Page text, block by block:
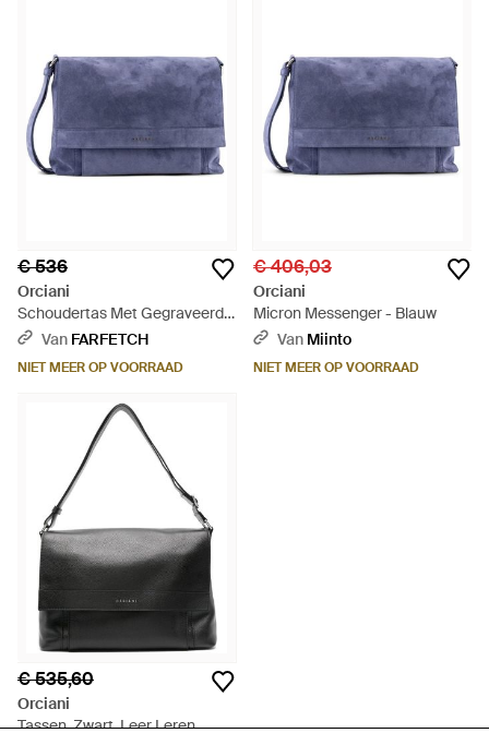
€ 536
Orciani
Schoudertas Met Gegraveerd
Logo En Omslag - Blauw
Van FARFETCH
NIET MEER OP VOORRAAD
€ 406,03
Orciani
Micron Messenger - Blauw
Van Miinto
NIET MEER OP VOORRAAD
€ 535,60
Orciani
Tassen ,Zwart ,Leer Leren